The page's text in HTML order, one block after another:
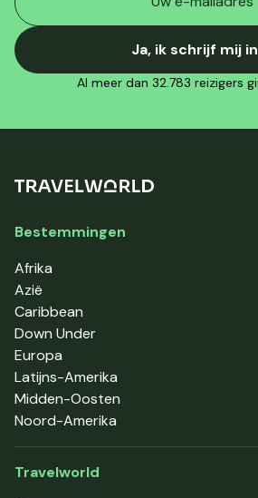
Ja, ik schrijf mij in
Al meer dan 32.783 reizigers
Bestemmingen
Afrika
Azië
Caribbean
Down Under
Europa
Latijns-Amerika
Midden-Oosten
Noord-Amerika
Travelworld